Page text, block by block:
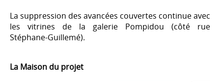
La suppression des avancées couvertes continue avec
les vitrines de la galerie Pompidou (côté rue
Stéphane-Guillemé).
La Maison du projet